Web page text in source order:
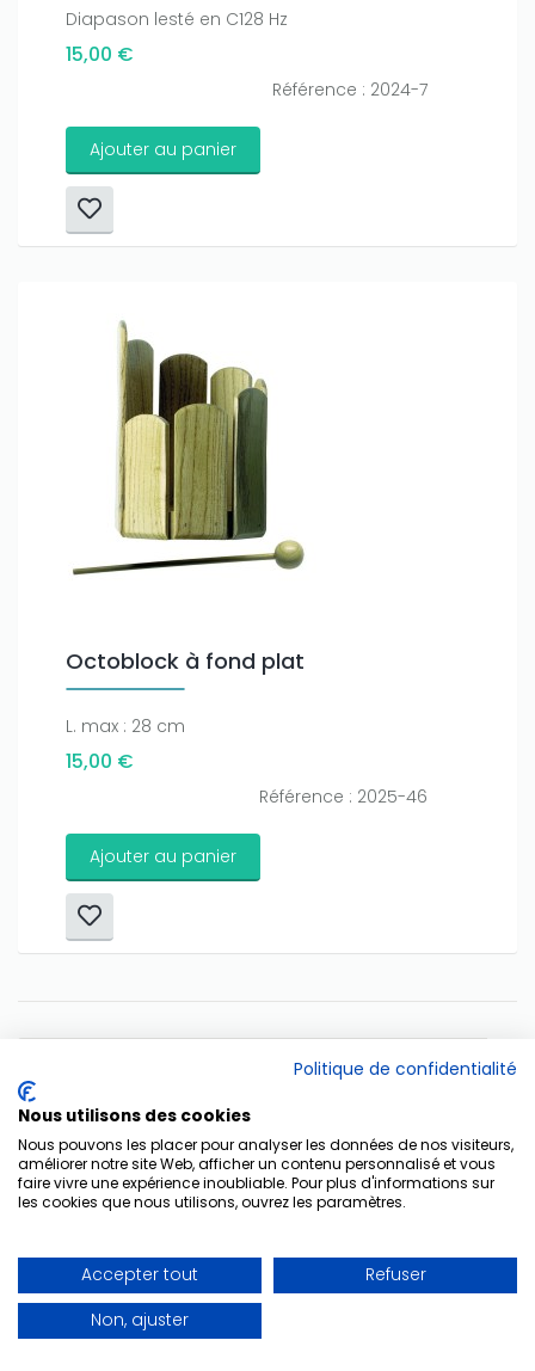
Diapason lesté en C128 Hz
15,00 €
Référence : 2024-7
Ajouter au panier
Octoblock à fond plat
L. max : 28 cm
15,00 €
Référence : 2025-46
Ajouter au panier
9 10
13
A Propos
Créées à l'aube du XXIème siècle, les Éditions Musicales
Lugdivine, implantées à Lyon (Lugdunum !), ont
Politique de confidentialité
Nous utilisons des cookies
Nous pouvons les placer pour analyser les données de nos visiteurs,
améliorer notre site Web, afficher un contenu personnalisé et vous
faire vivre une expérience inoubliable. Pour plus d'informations sur
les cookies que nous utilisons, ouvrez les paramètres.
Accepter tout
Refuser
Non, ajuster